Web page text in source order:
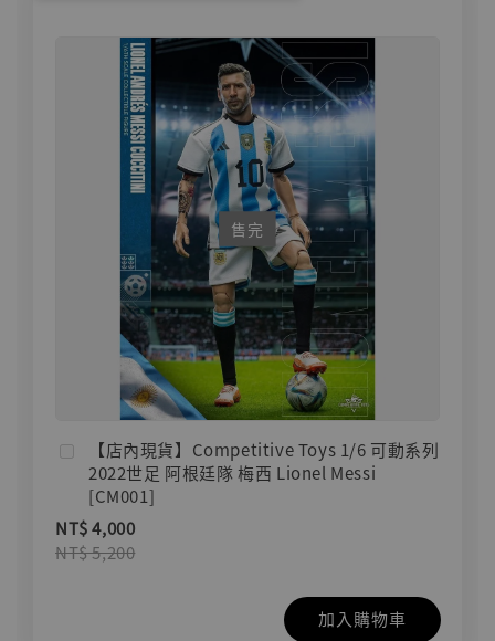
售完
【店內現貨】Competitive Toys 1/6 可動系列
2022世足 阿根廷隊 梅西 Lionel Messi
[CM001]
NT$ 4,000
NT$ 5,200
加入購物車